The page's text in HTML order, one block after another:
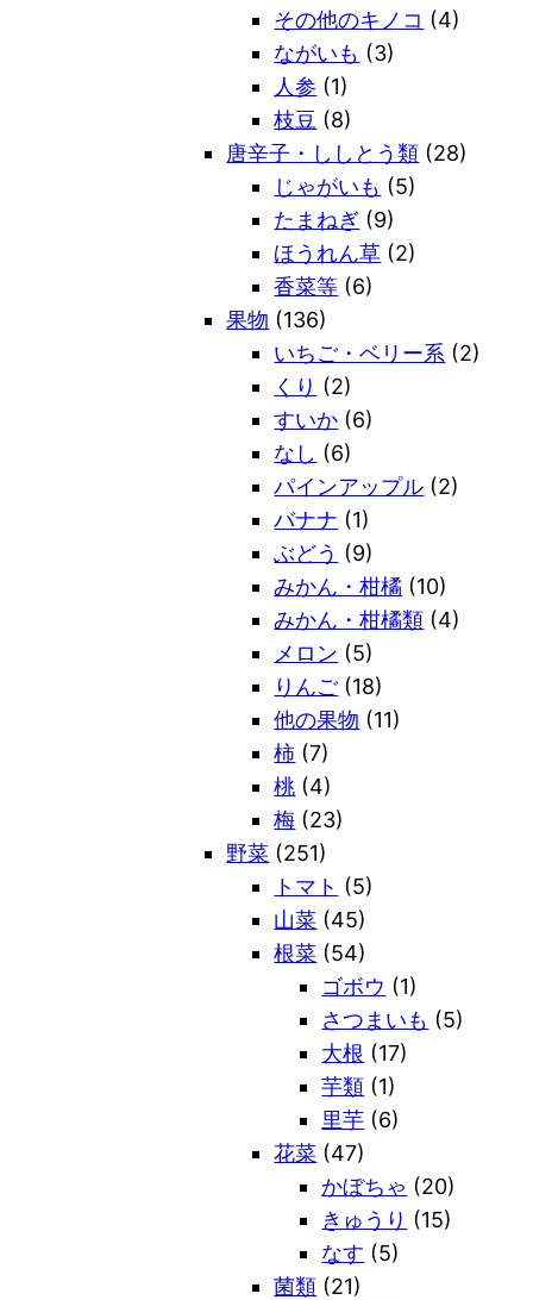
その他のキノコ (4)
ながいも (3)
人参 (1)
枝豆 (8)
唐辛子・ししとう類 (28)
じゃがいも (5)
たまねぎ (9)
ほうれん草 (2)
香菜等 (6)
果物 (136)
いちご・ベリー系 (2)
くり (2)
すいか (6)
なし (6)
パインアップル (2)
バナナ (1)
ぶどう (9)
みかん・柑橘 (10)
みかん・柑橘類 (4)
メロン (5)
りんご (18)
他の果物 (11)
柿 (7)
桃 (4)
梅 (23)
野菜 (251)
トマト (5)
山菜 (45)
根菜 (54)
ゴボウ (1)
さつまいも (5)
大根 (17)
芋類 (1)
里芋 (6)
花菜 (47)
かぼちゃ (20)
きゅうり (15)
なす (5)
菌類 (21)